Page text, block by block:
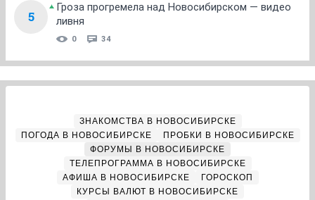
5
Гроза прогремела над Новосибирском — видео
ливня
0 34
ЗНАКОМСТВА В НОВОСИБИРСКЕ
ПОГОДА В НОВОСИБИРСКЕ
ПРОБКИ В НОВОСИБИРСКЕ
ФОРУМЫ В НОВОСИБИРСКЕ
ТЕЛЕПРОГРАММА В НОВОСИБИРСКЕ
АФИША В НОВОСИБИРСКЕ
ГОРОСКОП
КУРСЫ ВАЛЮТ В НОВОСИБИРСКЕ